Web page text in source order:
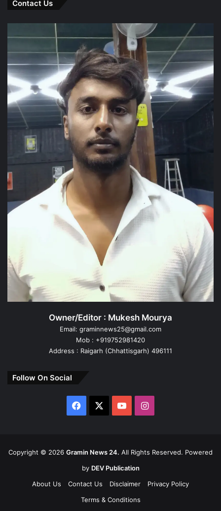
Contact Us
Owner/Editor : Mukesh Mourya
Email: graminnews25@gmail.com
Mob : +919752981420
Address : Raigarh (Chhattisgarh) 496111
Follow On Social
Facebook YouTubeInstagram
Copyright © 2026 Gramin News 24. All Rights Reserved. Powered
by DEV Publication
About Us
Contact Us Disclaimer
Privacy Policy
Terms & Conditions